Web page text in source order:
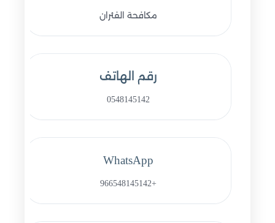
مكافحة الفئران
رقم الهاتف
0548145142
WhatsApp
+966548145142